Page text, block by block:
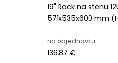
19" Rack na stenu
571x535x600 mm
na objednávku
136.87 €